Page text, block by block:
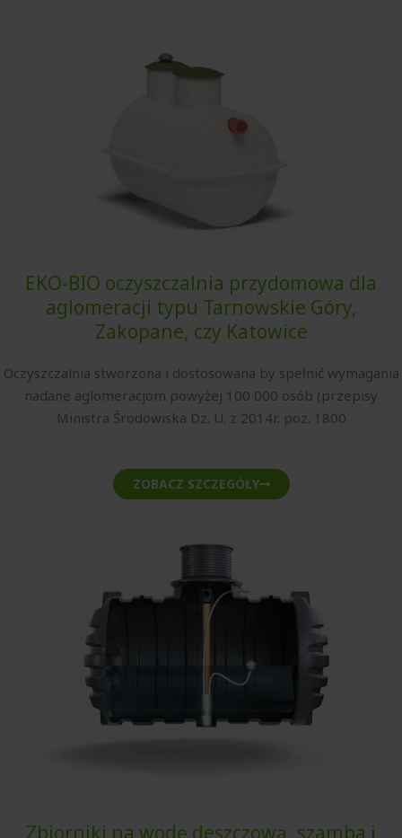
EKO-BIO oczyszczalnia przydomowa dla
aglomeracji typu Tarnowskie Góry,
Zakopane, czy Katowice
Oczyszczalnia stworzona i dostosowana by spełnić wymagania
nadane aglomeracjom powyżej 100 000 osób (przepisy
Ministra Środowiska Dz. U. z 2014r. poz. 1800
ZOBACZ SZCZEGÓŁY
Zbiorniki na wodę deszczową, szamba i